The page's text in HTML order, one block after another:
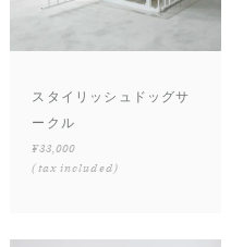
スタイリッシュドッグサ
ークル
¥33,000
(tax included)